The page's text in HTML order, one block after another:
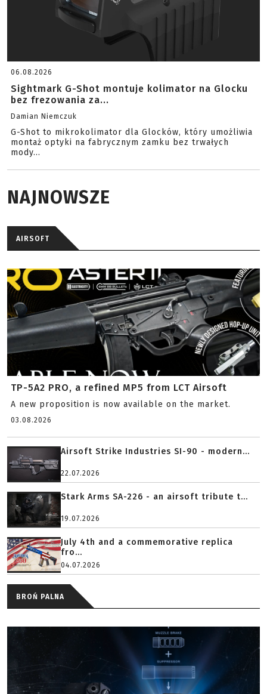
06.08.2026
Sightmark G-Shot montuje kolimator na Glocku
bez frezowania za...
Damian Niemczuk
G-Shot to mikrokolimator dla Glocków, który umożliwia
montaż optyki na fabrycznym zamku bez trwałych
mody...
NAJNOWSZE
AIRSOFT
TP-5A2 PRO, a refined MP5 from LCT Airsoft
A new proposition is now available on the market.
03.08.2026
Airsoft Strike Industries SI-90 - modern...
22.07.2026
Stark Arms SA-226 - an airsoft tribute t...
19.07.2026
July 4th and a commemorative replica
fro...
04.07.2026
BROŃ PALNA